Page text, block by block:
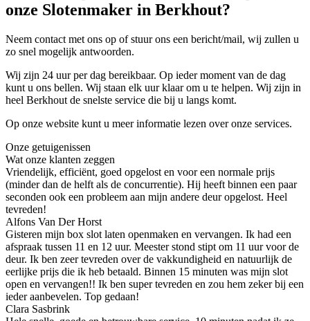
onze Slotenmaker in Berkhout?
Neem contact met ons op of stuur ons een bericht/mail, wij zullen u
zo snel mogelijk antwoorden.
Wij zijn 24 uur per dag bereikbaar. Op ieder moment van de dag
kunt u ons bellen. Wij staan elk uur klaar om u te helpen. Wij zijn in
heel Berkhout de snelste service die bij u langs komt.
Op onze website kunt u meer informatie lezen over onze services.
Onze getuigenissen
Wat onze klanten zeggen
Vriendelijk, efficiënt, goed opgelost en voor een normale prijs
(minder dan de helft als de concurrentie). Hij heeft binnen een paar
seconden ook een probleem aan mijn andere deur opgelost. Heel
tevreden!
Alfons Van Der Horst
Gisteren mijn box slot laten openmaken en vervangen. Ik had een
afspraak tussen 11 en 12 uur. Meester stond stipt om 11 uur voor de
deur. Ik ben zeer tevreden over de vakkundigheid en natuurlijk de
eerlijke prijs die ik heb betaald. Binnen 15 minuten was mijn slot
open en vervangen!! Ik ben super tevreden en zou hem zeker bij een
ieder aanbevelen. Top gedaan!
Clara Sasbrink